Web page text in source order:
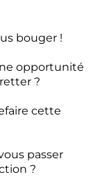
bouger !
opportunité
?
cette
passer
?